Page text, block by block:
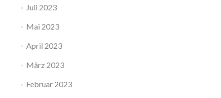
Juli 2023
Mai 2023
April 2023
März 2023
Februar 2023